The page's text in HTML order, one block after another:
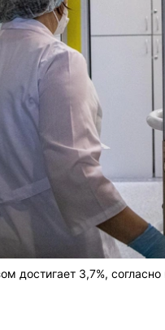
достигает 3,7%,